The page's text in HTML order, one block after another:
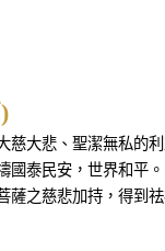
大悲、聖潔無私的
泰民安，世界和平
之慈悲加持，得到